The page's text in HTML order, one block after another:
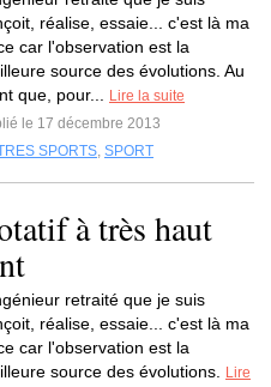
réalise, essaie... c'est là ma
car l'observation est la
source des évolutions. Au
que, pour...
Lire la suite
le 17 décembre 2013
SPORTS, SPORT
à très haut
retraité que je suis
réalise, essaie... c'est là ma
car l'observation est la
source des évolutions.
Lire